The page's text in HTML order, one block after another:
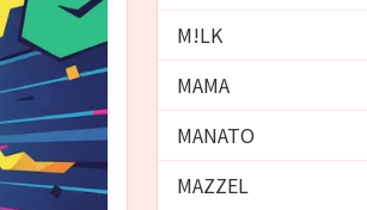
M!LK
MAMA
MANATO
MAZZEL